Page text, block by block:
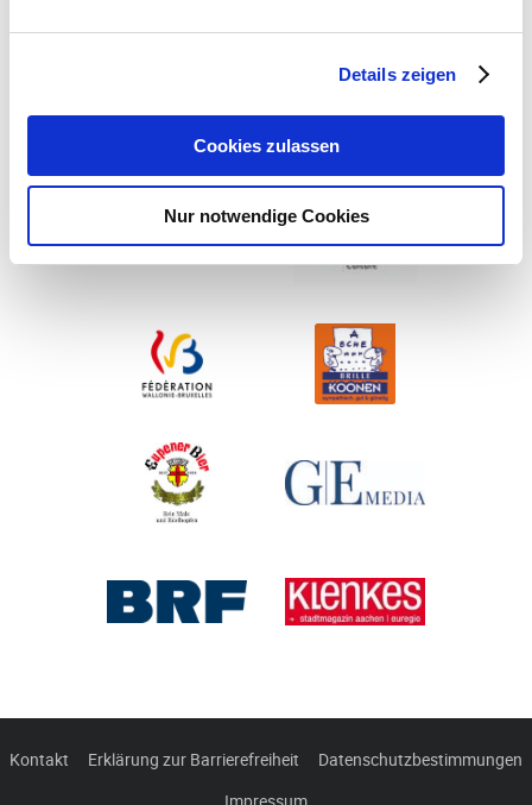
Details zeigen
Cookies zulassen
Nur notwendige Cookies
Kontakt Erklärung zur Barrierefreiheit
Datenschutzbestimmungen